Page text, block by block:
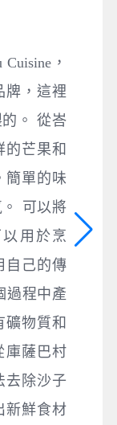
，
牌，這裡
。 從峇
的芒果和
簡單的味
可以將
用於烹
自己的傳
過程中產
礦物質和
庫薩巴村
去除沙子
新鮮食材